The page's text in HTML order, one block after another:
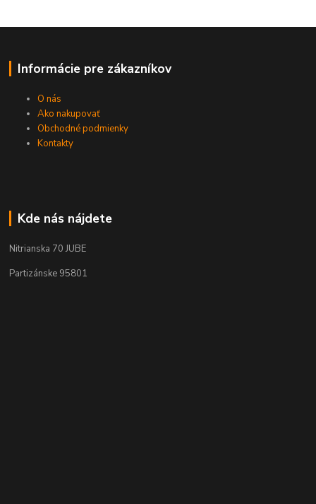
Informácie pre zákazníkov
O nás
Ako nakupovať
Obchodné podmienky
Kontakty
Kde nás nájdete
Nitrianska 70 JUBE
Partizánske 95801